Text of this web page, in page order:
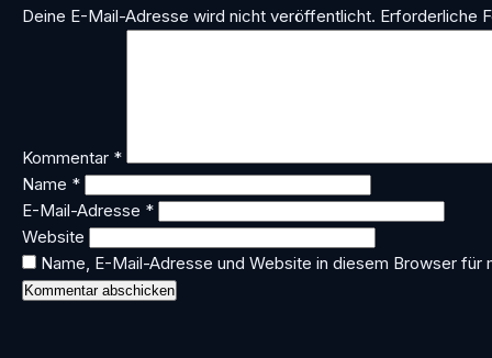
Deine E-Mail-Adresse wird nicht veröffentlicht. Erforderliche
Kommentar *
Name *
E-Mail-Adresse *
Website
Name, E-Mail-Adresse und Website in diesem Browser für